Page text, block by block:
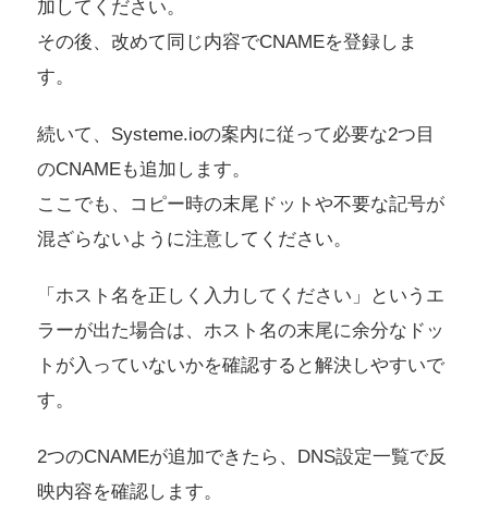
加してください。
その後、改めて同じ内容でCNAMEを登録しま
す。
続いて、Systeme.ioの案内に従って必要な2つ目
のCNAMEも追加します。
ここでも、コピー時の末尾ドットや不要な記号が
混ざらないように注意してください。
「ホスト名を正しく入力してください」というエ
ラーが出た場合は、ホスト名の末尾に余分なドッ
トが入っていないかを確認すると解決しやすいで
す。
2つのCNAMEが追加できたら、DNS設定一覧で反
映内容を確認します。